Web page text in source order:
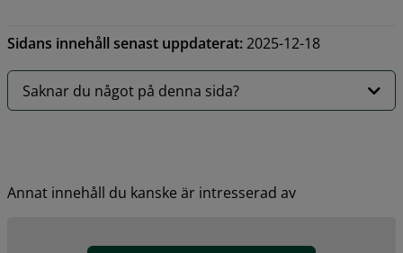
Sidans innehåll senast uppdaterat:2025-12-18
Saknar du något på denna sida?
Annat innehåll du kanske är intresserad av